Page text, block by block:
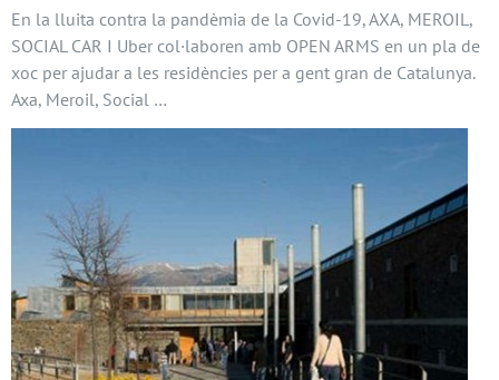
En la lluita contra la pandèmia de la Covid-19, AXA, MEROIL,
SOCIAL CAR I Uber col·laboren amb OPEN ARMS en un pla de
xoc per ajudar a les residències per a gent gran de Catalunya.
Axa, Meroil, Social …